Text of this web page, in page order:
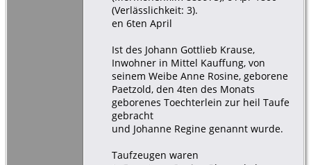
(Verlässlichkeit: 3).
en 6ten April
Ist des Johann Gottlieb Krause,
Inwohner in Mittel Kauffung, von
seinem Weibe Anne Rosine, geborene
Paetzold, den 4ten des Monats
geborenes Toechterlein zur heil Taufe
gebracht
und Johanne Regine genannt wurde.
Taufzeugen waren